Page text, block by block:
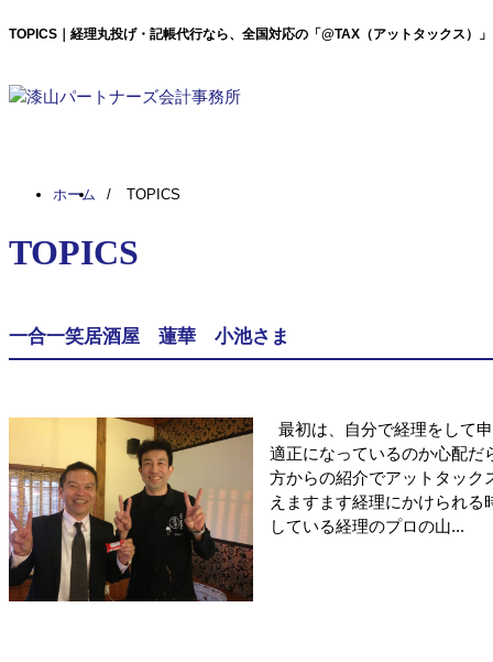
TOPICS｜経理丸投げ・記帳代行なら、全国対応の「@TAX（アットタックス）
ホーム TOPICS
TOPICS
一合一笑居酒屋 蓮華 小池さま
最初は、自分で経理をして
適正になっているのか心配だ
方からの紹介でアットタック
えますます経理にかけられ
している経理のプロの山...